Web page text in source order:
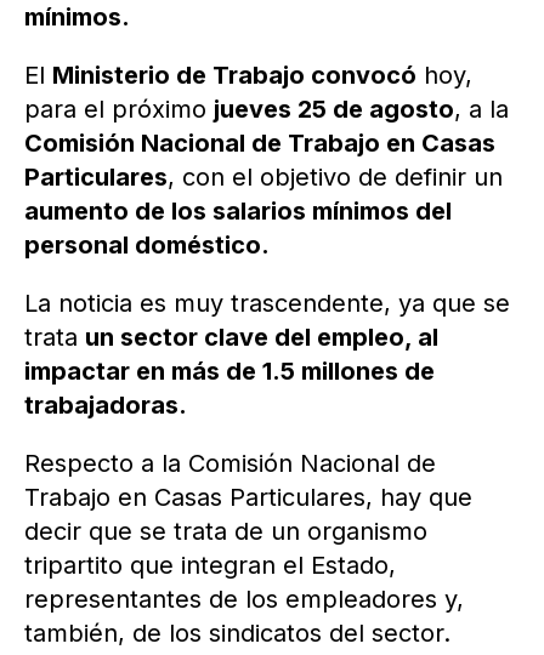
mínimos.
El Ministerio de Trabajo convocó hoy,
para el próximo jueves 25 de agosto, a la
Comisión Nacional de Trabajo en Casas
Particulares, con el objetivo de definir un
aumento de los salarios mínimos del
personal doméstico.
La noticia es muy trascendente, ya que se
trata un sector clave del empleo, al
impactar en más de 1.5 millones de
trabajadoras.
Respecto a la Comisión Nacional de
Trabajo en Casas Particulares, hay que
decir que se trata de un organismo
tripartito que integran el Estado,
representantes de los empleadores y,
también, de los sindicatos del sector.